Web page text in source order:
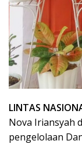
LINTAS
Nova Iriansyah
pengelolaan